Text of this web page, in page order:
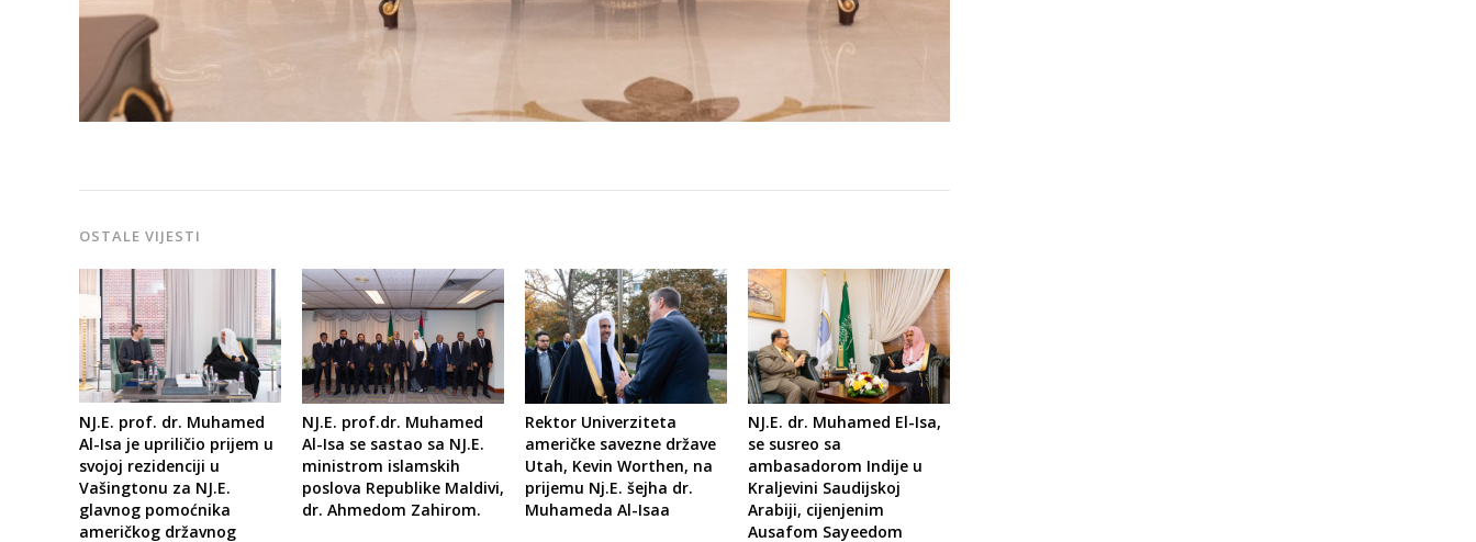
OSTALE VIJESTI
NJ.E. prof. dr. Muhamed
Al-Isa je upriličio prijem u
svojoj rezidenciji u
Vašingtonu za NJ.E.
glavnog pomoćnika
američkog državnog
NJ.E. prof.dr. Muhamed
Al-Isa se sastao sa NJ.E.
ministrom islamskih
poslova Republike Maldivi,
dr. Ahmedom Zahirom.
Rektor Univerziteta
američke savezne države
Utah, Kevin Worthen, na
prijemu Nj.E. šejha dr.
Muhameda Al-Isaa
NJ.E. dr. Muhamed El-Isa,
se susreo sa
ambasadorom Indije u
Kraljevini Saudijskoj
Arabiji, cijenjenim
Ausafom Sayeedom